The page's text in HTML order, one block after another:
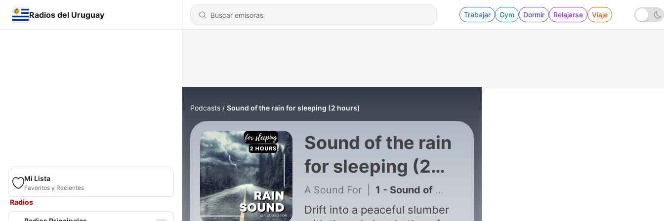
Radios del Uruguay Trabajar Gym Dormir Relajarse Viaje
Mi Lista
Favoritos y Recientes
Radios
Podcasts Sound of the rain for sleeping (2 hours)
Sound of the rain
for sleeping (2
hours)
A Sound For 1 - Sound of the rain for sleeping (2 hours)
Drift into a peaceful slumber